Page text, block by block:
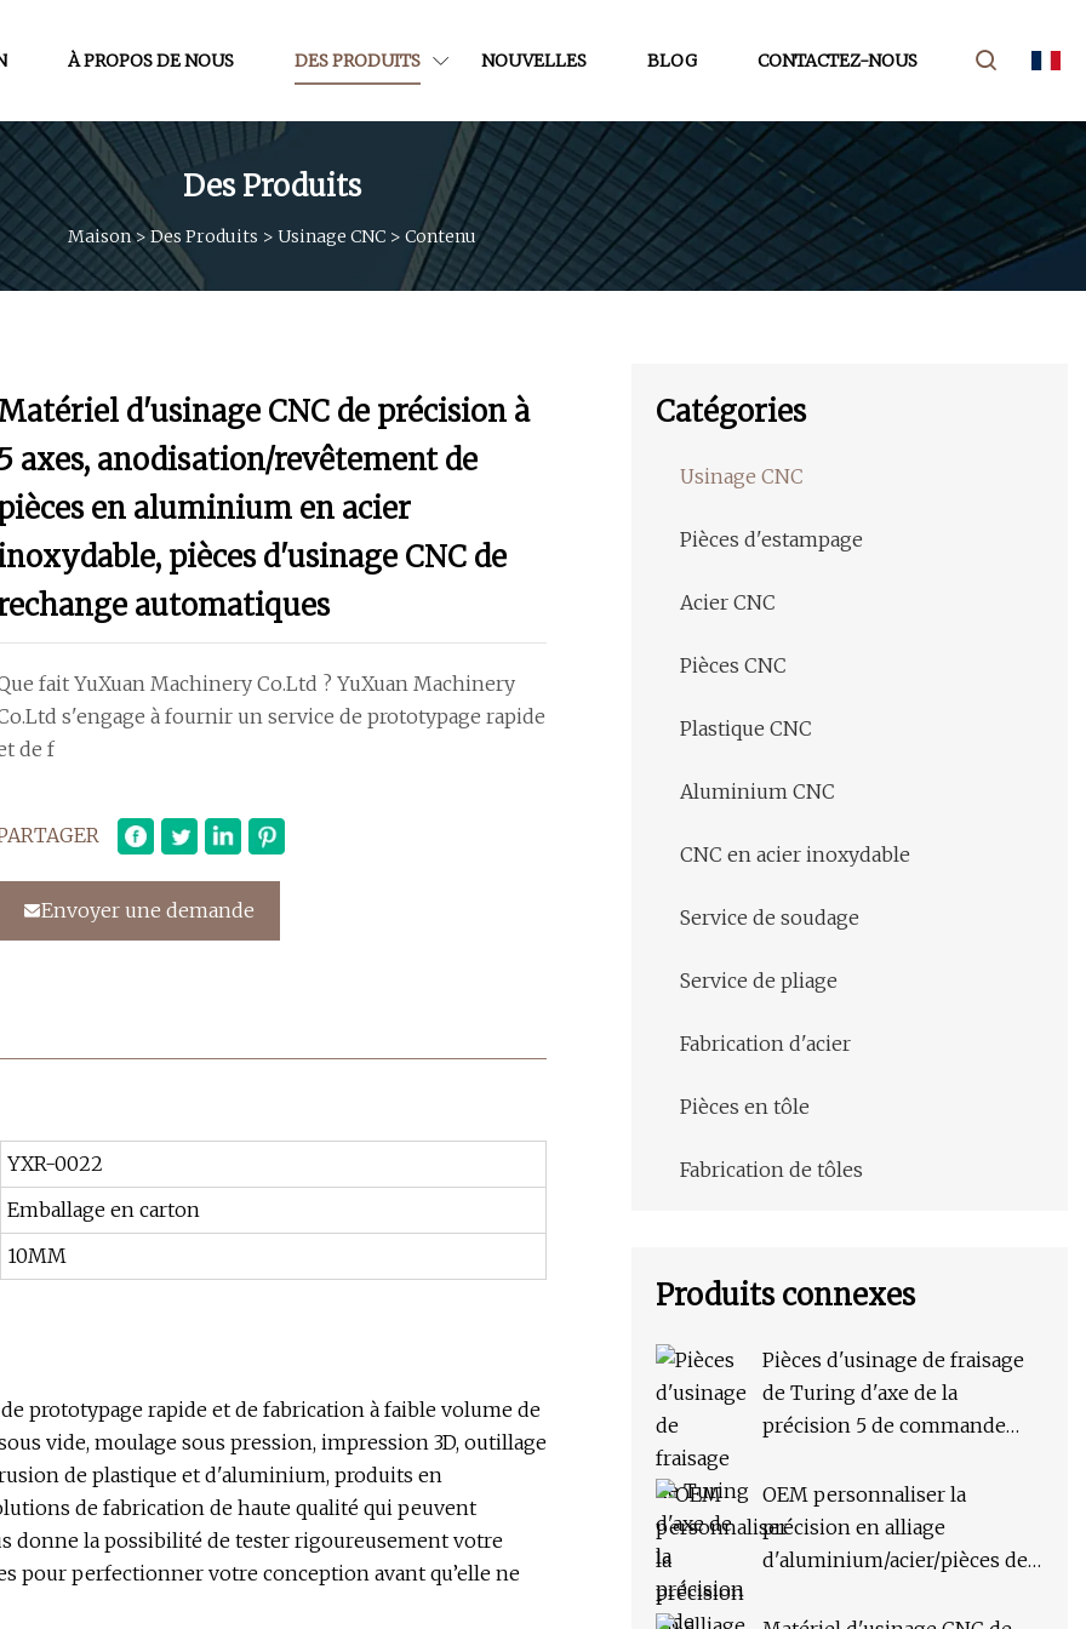
À PROPOS DE NOUS DES PRODUITS NOUVELLES BLOG CONTACTEZ-NOUS
Des Produits
Maison>Des Produits > Usinage CNC> Contenu
d'usinage CNC de précision à
5 axes, anodisation/revêtement de
en aluminium en acier
pièces d'usinage CNC de
automatiques
fait YuXuan Machinery Co.Ltd ? YuXuan Machinery
s'engage à fournir un service de prototypage rapide
de f
Envoyer une demande
YXR-0022
Emballage en carton
10MM
prototypage rapide et de fabrication à faible volume de
vide, moulage sous pression, impression 3D, outillage
de plastique et d'aluminium, produits en
de fabrication de haute qualité qui peuvent
donne la possibilité de tester rigoureusement votre
pour perfectionner votre conception avant qu’elle ne
Catégories
Usinage CNC
Pièces d'estampage
Acier CNC
Pièces CNC
Plastique CNC
Aluminium CNC
CNC en acier inoxydable
Service de soudage
Service de pliage
Fabrication d'acier
Pièces en tôle
Fabrication de tôles
Produits connexes
Pièces d'usinage de fraisage
de Turing d'axe de la
précision 5 de commande
d'acier inoxydable
OEM personnaliser la
précision en alliage
d'aluminium/acier/pièces de